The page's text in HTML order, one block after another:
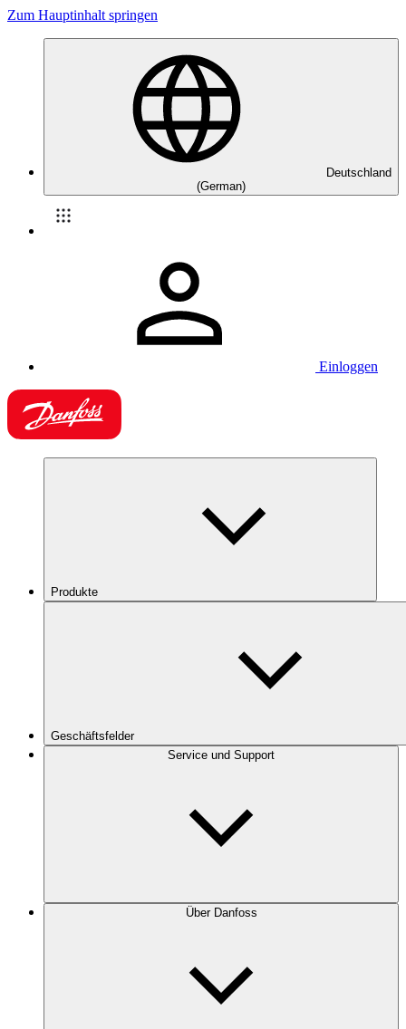
Zum Hauptinhalt springen
Deutschland
(German)
Einloggen
Produkte
Geschäftsfelder
Service und Support
Über Danfoss